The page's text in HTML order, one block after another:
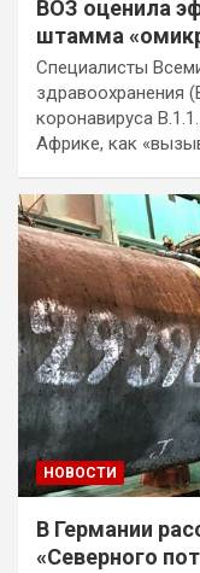
ВОЗ оценила
штамма
Специалисты
здравоохранения
коронавируса
Африке, как
НОВОСТИ
В Германии
«Северного